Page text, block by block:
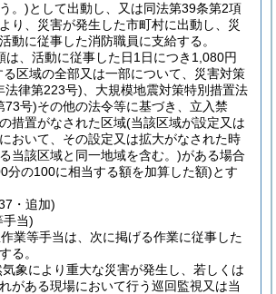
。)として出動し、又は同法第39条第2項
り、災害が発生した市町村に出動し、災
動に従事した消防職員に支給する。
は、活動に従事した日1日につき1,080円
区域の全部又は一部について、災害対策
法律第223号) 、大規模地震対策特別措置法
73号)その他の法令等に基づき、立入禁
措置がなされた区域(当該区域が設定又は
おいて、その設定又は拡大がなされた時
当該区域と同一地域を含む。)がある場合
分の100に相当する額を加算した額)とす
・追加)
手当)
業等手当は、次に掲げる作業に従事した
る。
象により重大な災害が発生し、若しくは
がある現場において行う巡回監視又は当